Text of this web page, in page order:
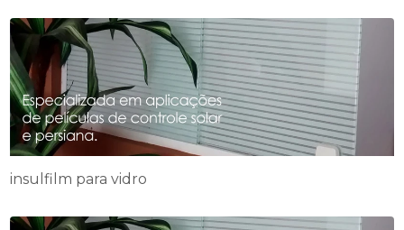
insulfilm para vidro